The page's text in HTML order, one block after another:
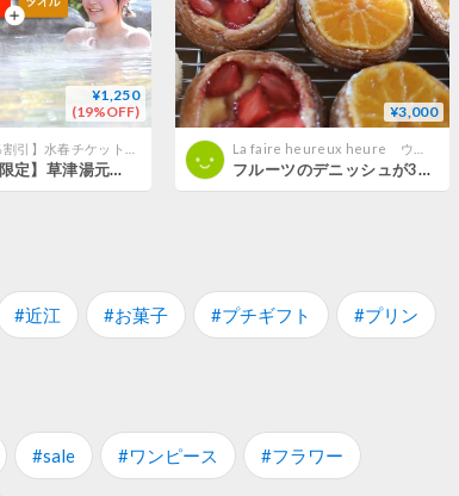
¥1,250
(19%OFF)
【土日祝限定】草津湯元水春 レンタルタオルセット付ご入浴チケット
¥3,000
フルーツのデニッシュが3種入った ウルーウールおまかせ冷凍便
#近江 #お菓子 #プチギフト #プリン
#sale #ワンピース #フラワー